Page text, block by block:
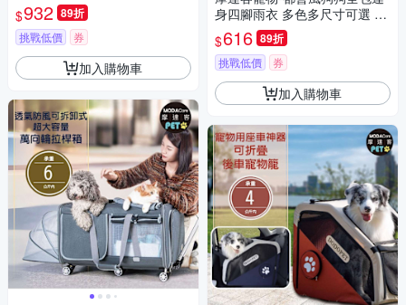
m 大小型寵物適用
$932 89折
挑戰低價 券
加入購物車
身四腳雨衣 多色多尺寸可選 反
光條 防水 雨天外出必備
$616 89折
挑戰低價 券
加入購物車